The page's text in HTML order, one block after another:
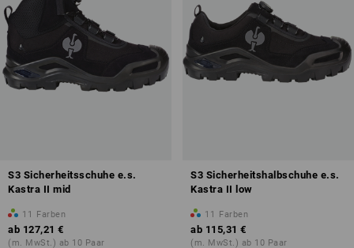
S3 Sicherheitsschuhe e.s.
Kastra II mid
11 Farben
ab 127,21 €
(m. MwSt.) ab 10 Paar
S3 Sicherheitshalbschuhe e.s.
Kastra II low
11 Farben
ab 115,31 €
(m. MwSt.) ab 10 Paar